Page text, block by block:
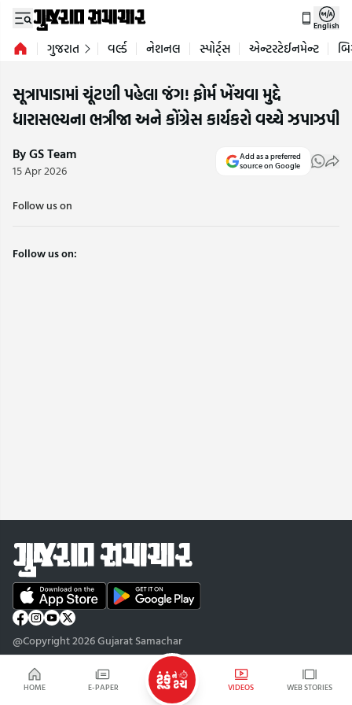
HOME E-PAPER VIDEOS WEB STORIES
English
ગુજરાત વર્લ્ડ નેશનલ સ્પોર્ટ્સ એન્ટરટેઈનમેન્ટ
સૂત્રાપાડામાં ચૂંટણી પહેલા જંગ! ફોર્મ ખેંચવા મુદ્દે
ધારાસભ્યના ભત્રીજા અને કોંગ્રેસ કાર્યકરો વચ્ચે ઝપાઝપી
By GS Team
15 Apr 2026
Add as a preferred
source on Google
Follow us on
Follow us on:
@Copyright 2026 Gujarat Samachar